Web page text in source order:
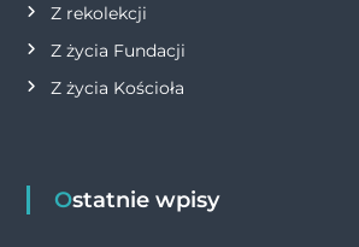
Z rekolekcji
Z życia Fundacji
Z życia Kościoła
Ostatnie wpisy